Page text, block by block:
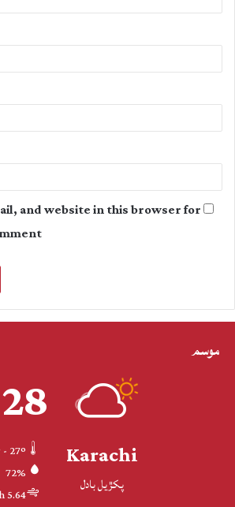
t
and website in this browser for
موسم
Karachi
پکڙيل بادل
28
72%
5.64 km/h